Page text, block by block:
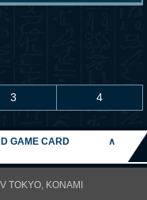
3 4
GAME CARD
∧
TOKYO, KONAMI